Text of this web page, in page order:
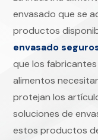
envasado que se
productos
envasado
que los
alimentos
protejan los
soluciones de
estos productos